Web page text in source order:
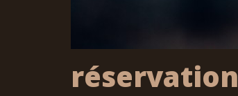
réservation